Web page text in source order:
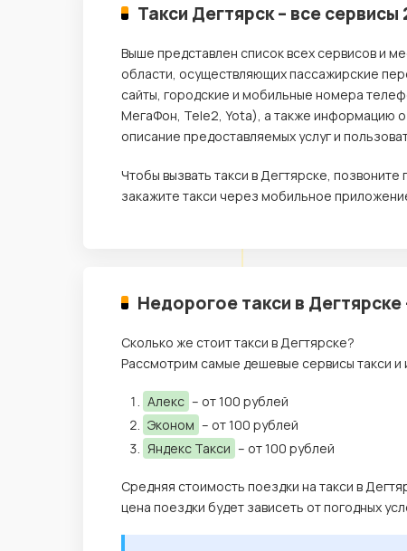
Такси Дегтярск – все сервисы
Выше представлен список всех сервисов и
области, осуществляющих пассажирские
сайты, городские и мобильные номера
МегаФон, Tele2, Yota), а также информацию
описание предоставляемых услуг и
Чтобы вызвать такси в Дегтярске,
закажите такси через мобильное
Недорогое такси в
Сколько же стоит такси в Дегтярске?
Рассмотрим самые дешевые сервисы такси и
Алекс – от 100 рублей
Эконом – от 100 рублей
Яндекс Такси – от 100 рублей
Средняя стоимость поездки на такси в
цена поездки будет зависеть от погодных